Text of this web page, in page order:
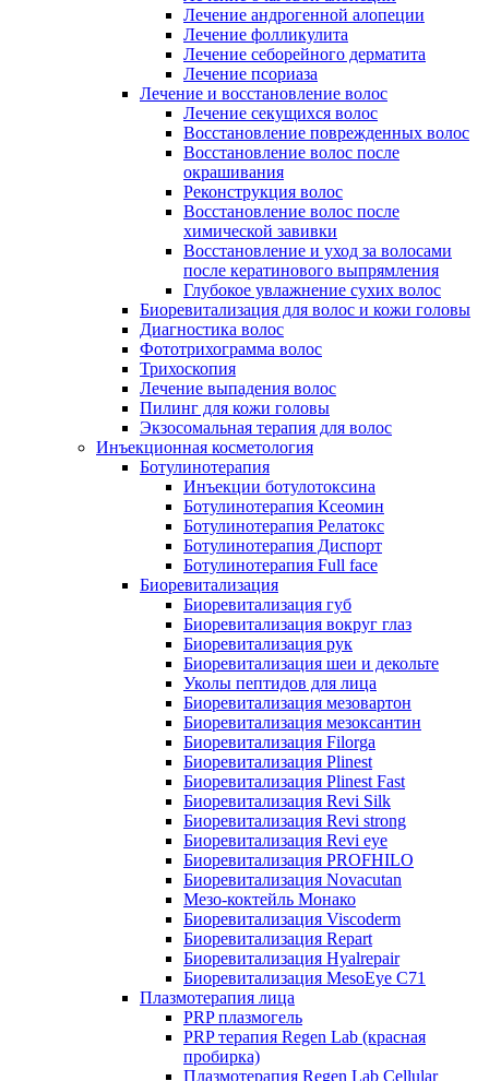
Лечение андрогенной алопеции
Лечение фолликулита
Лечение себорейного дерматита
Лечение псориаза
Лечение и восстановление волос
Лечение секущихся волос
Восстановление поврежденных волос
Восстановление волос после
окрашивания
Реконструкция волос
Восстановление волос после
химической завивки
Восстановление и уход за волосами
после кератинового выпрямления
Глубокое увлажнение сухих волос
Биоревитализация для волос и кожи головы
Диагностика волос
Фототрихограмма волос
Трихоскопия
Лечение выпадения волос
Пилинг для кожи головы
Экзосомальная терапия для волос
Инъекционная косметология
Ботулинотерапия
Инъекции ботулотоксина
Ботулинотерапия Ксеомин
Ботулинотерапия Релатокс
Ботулинотерапия Диспорт
Ботулинотерапия Full face
Биоревитализация
Биоревитализация губ
Биоревитализация вокруг глаз
Биоревитализация рук
Биоревитализация шеи и декольте
Уколы пептидов для лица
Биоревитализация мезовартон
Биоревитализация мезоксантин
Биоревитализация Filorga
Биоревитализация Plinest
Биоревитализация Plinest Fast
Биоревитализация Revi Silk
Биоревитализация Revi strong
Биоревитализация Revi eye
Биоревитализация PROFHILO
Биоревитализация Novacutan
Мезо-коктейль Монако
Биоревитализация Viscoderm
Биоревитализация Repart
Биоревитализация Hyalrepair
Биоревитализация MesoEye C71
Плазмотерапия лица
PRP плазмогель
PRP терапия Regen Lab (красная
пробирка)
Плазмотерапия Regen Lab Cellular